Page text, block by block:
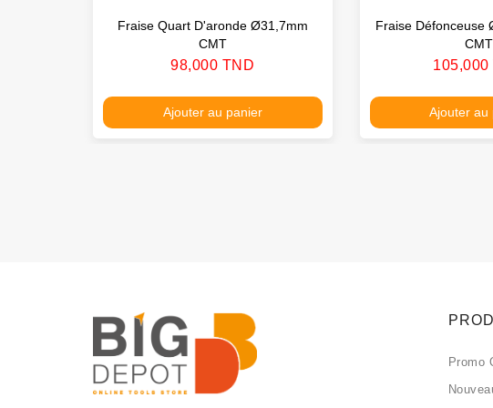
Fraise Quart D'aronde Ø31,7mm
CMT
Prix
98,000 TND
Ajouter au panier
Fraise Défonceuse
CMT
Prix
105,000
Ajouter au
Promo